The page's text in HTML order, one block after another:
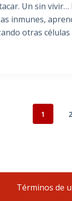
Un sin
inmunes,
otras
1 2
Términos de